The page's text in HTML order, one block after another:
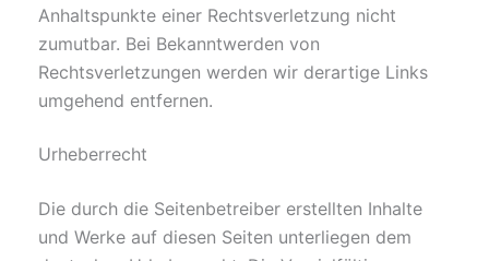
Anhaltspunkte einer Rechtsverletzung nicht
zumutbar. Bei Bekanntwerden von
Rechtsverletzungen werden wir derartige Links
umgehend entfernen.
Urheberrecht
Die durch die Seitenbetreiber erstellten Inhalte
und Werke auf diesen Seiten unterliegen dem